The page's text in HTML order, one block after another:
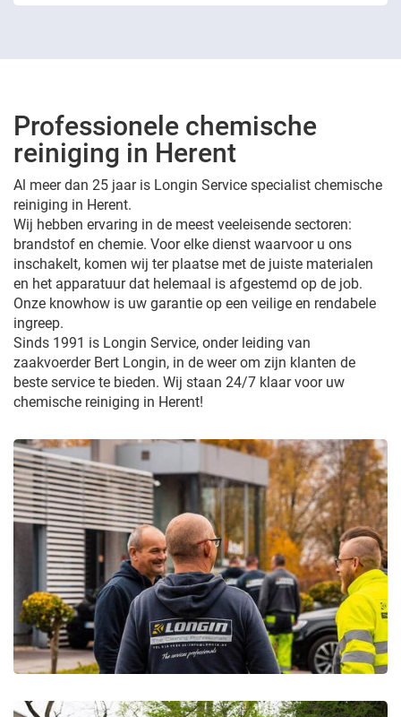
Professionele chemische
reiniging in Herent
Al meer dan 25 jaar is Longin Service specialist chemische
reiniging in Herent.
Wij hebben ervaring in de meest veeleisende sectoren:
brandstof en chemie. Voor elke dienst waarvoor u ons
inschakelt, komen wij ter plaatse met de juiste materialen
en het apparatuur dat helemaal is afgestemd op de job.
Onze knowhow is uw garantie op een veilige en rendabele
ingreep.
Sinds 1991 is Longin Service, onder leiding van
zaakvoerder Bert Longin, in de weer om zijn klanten de
beste service te bieden. Wij staan 24/7 klaar voor uw
chemische reiniging in Herent!